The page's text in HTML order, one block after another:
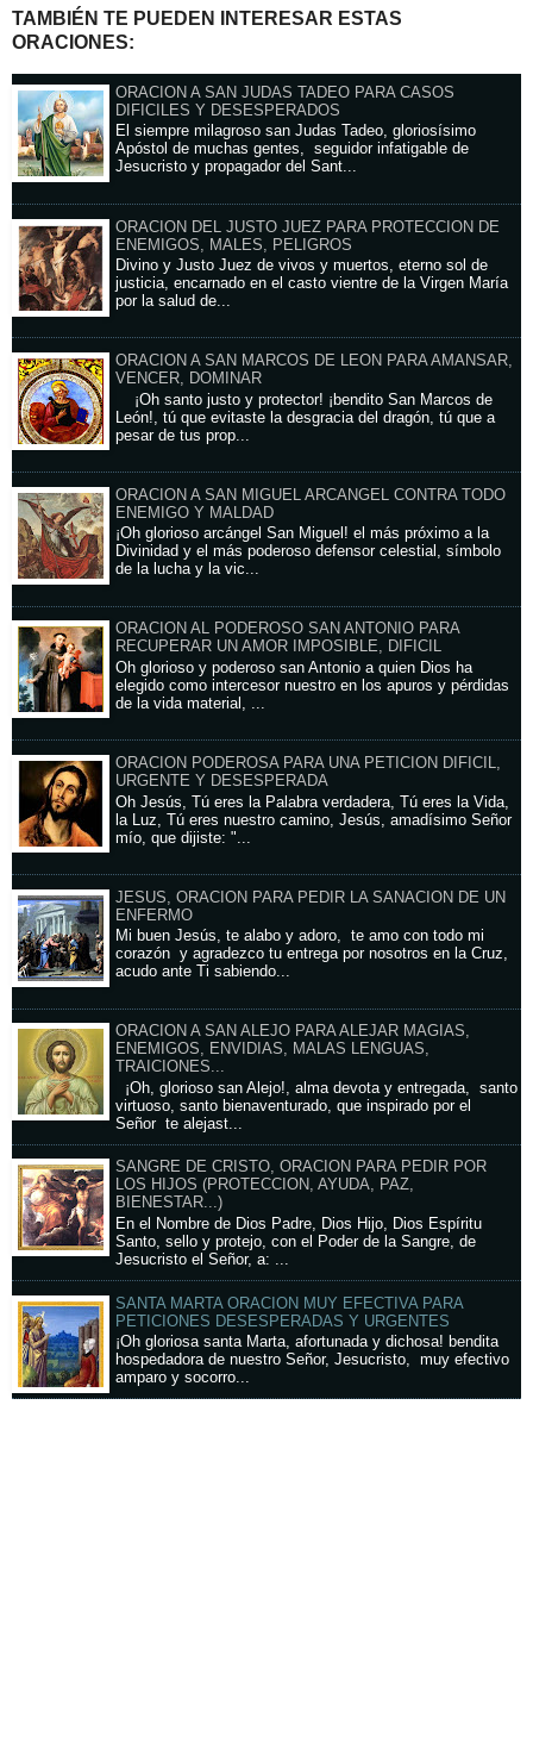
TAMBIÉN TE PUEDEN INTERESAR ESTAS
ORACIONES:
ORACION A SAN JUDAS TADEO PARA CASOS
DIFICILES Y DESESPERADOS
El siempre milagroso san Judas Tadeo, gloriosísimo
Apóstol de muchas gentes, seguidor infatigable de
Jesucristo y propagador del Sant...
ORACION DEL JUSTO JUEZ PARA PROTECCION DE
ENEMIGOS, MALES, PELIGROS
Divino y Justo Juez de vivos y muertos, eterno sol de
justicia, encarnado en el casto vientre de la Virgen María
por la salud de...
ORACION A SAN MARCOS DE LEON PARA AMANSAR,
VENCER, DOMINAR
¡Oh santo justo y protector! ¡bendito San Marcos de
León!, tú que evitaste la desgracia del dragón, tú que a
pesar de tus prop...
ORACION A SAN MIGUEL ARCANGEL CONTRA TODO
ENEMIGO Y MALDAD
¡Oh glorioso arcángel San Miguel! el más próximo a la
Divinidad y el más poderoso defensor celestial, símbolo
de la lucha y la vic...
ORACION AL PODEROSO SAN ANTONIO PARA
RECUPERAR UN AMOR IMPOSIBLE, DIFICIL
Oh glorioso y poderoso san Antonio a quien Dios ha
elegido como intercesor nuestro en los apuros y pérdidas
de la vida material, ...
ORACION PODEROSA PARA UNA PETICION DIFICIL,
URGENTE Y DESESPERADA
Oh Jesús, Tú eres la Palabra verdadera, Tú eres la Vida,
la Luz, Tú eres nuestro camino, Jesús, amadísimo Señor
mío, que dijiste: "...
JESUS, ORACION PARA PEDIR LA SANACION DE UN
ENFERMO
Mi buen Jesús, te alabo y adoro, te amo con todo mi
corazón y agradezco tu entrega por nosotros en la Cruz,
acudo ante Ti sabiendo...
ORACION A SAN ALEJO PARA ALEJAR MAGIAS,
ENEMIGOS, ENVIDIAS, MALAS LENGUAS,
TRAICIONES...
¡Oh, glorioso san Alejo!, alma devota y entregada, santo
virtuoso, santo bienaventurado, que inspirado por el
Señor te alejast...
SANGRE DE CRISTO, ORACION PARA PEDIR POR
LOS HIJOS (PROTECCION, AYUDA, PAZ,
BIENESTAR...)
En el Nombre de Dios Padre, Dios Hijo, Dios Espíritu
Santo, sello y protejo, con el Poder de la Sangre, de
Jesucristo el Señor, a: ...
SANTA MARTA ORACION MUY EFECTIVA PARA
PETICIONES DESESPERADAS Y URGENTES
¡Oh gloriosa santa Marta, afortunada y dichosa! bendita
hospedadora de nuestro Señor, Jesucristo, muy efectivo
amparo y socorro...